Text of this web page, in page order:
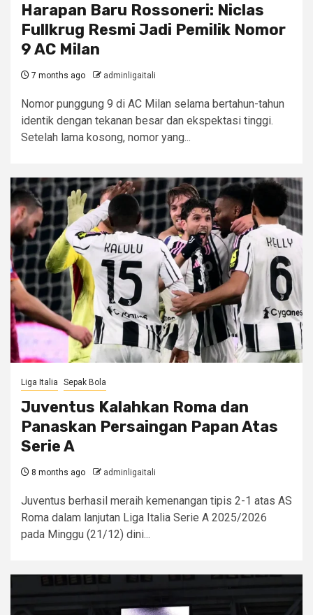
Harapan Baru Rossoneri: Niclas
Fullkrug Resmi Jadi Pemilik Nomor
9 AC Milan
7 months ago adminligaitali
Nomor punggung 9 di AC Milan selama bertahun-tahun
identik dengan tekanan besar dan ekspektasi tinggi.
Setelah lama kosong, nomor yang...
Liga Italia Sepak Bola
Juventus Kalahkan Roma dan
Panaskan Persaingan Papan Atas
Serie A
8 months ago adminligaitali
Juventus berhasil meraih kemenangan tipis 2-1 atas AS
Roma dalam lanjutan Liga Italia Serie A 2025/2026
pada Minggu (21/12) dini...